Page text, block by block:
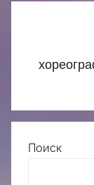
Поиск